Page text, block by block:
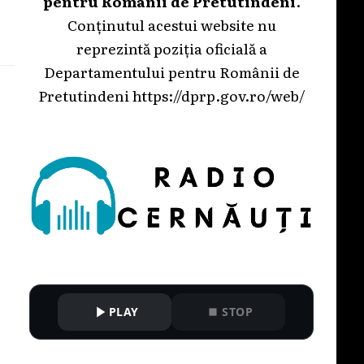
Conținutul acestui website nu
reprezintă poziția oficială a
Departamentului pentru Românii de
Pretutindenihttps://dprp.gov.ro/web/
PLAY STOP